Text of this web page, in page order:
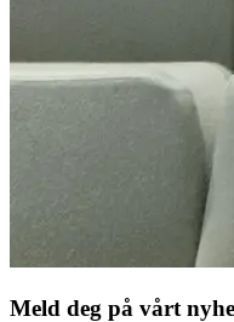
Meld deg på vårt